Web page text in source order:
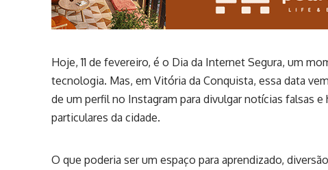
Hoje, 11 de fevereiro, é o Dia da Internet Segura, um
tecnologia. Mas, em Vitória da Conquista, essa data
de um perfil no Instagram para divulgar notícias falsas
particulares da cidade.
O que poderia ser um espaço para aprendizado,